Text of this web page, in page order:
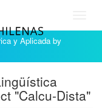
y Aplicada by
"Calcu-Dista"